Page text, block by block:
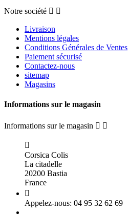
Notre société  
Livraison
Mentions légales
Conditions Générales de Ventes
Paiement sécurisé
Contactez-nous
sitemap
Magasins
Informations sur le magasin
Informations sur le magasin  

Corsica Colis
La citadelle
20200 Bastia
France

Appelez-nous: 04 95 32 62 69